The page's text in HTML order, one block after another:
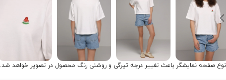
نوع صفحه نمایشگر باعث تغییر درجه تیرگی و روشنی رنگ محصول در تصویر خواهد شد.